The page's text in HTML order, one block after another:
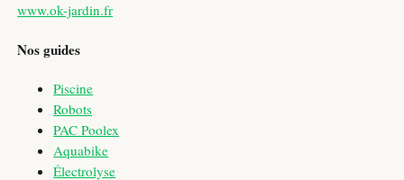
www.ok-jardin.fr
Nos guides
Piscine
Robots
PAC Poolex
Aquabike
Électrolyse